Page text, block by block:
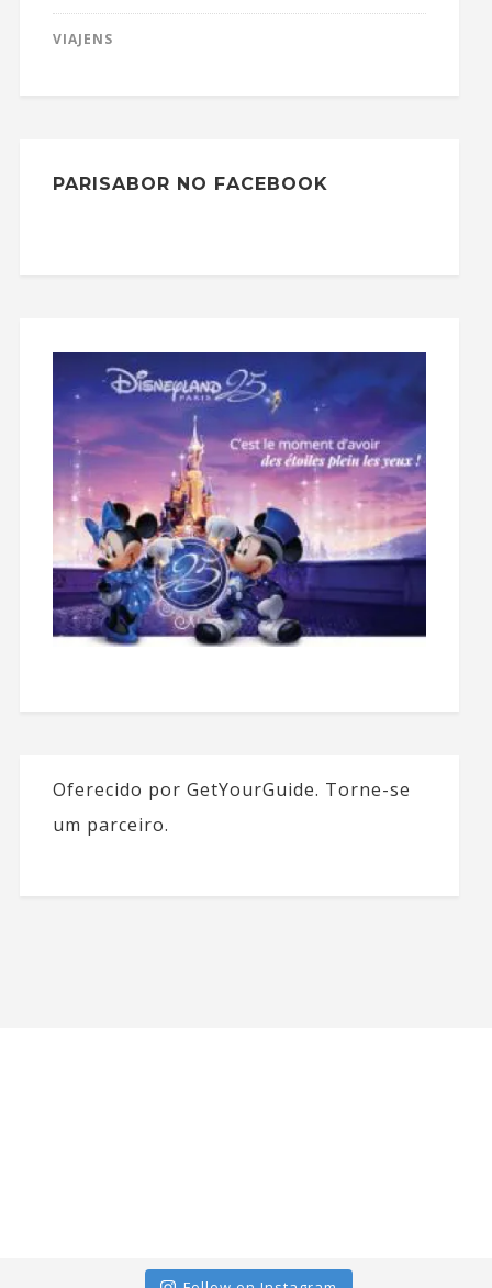
VIAJENS
PARISABOR NO FACEBOOK
Oferecido por GetYourGuide. Torne-se
um parceiro.